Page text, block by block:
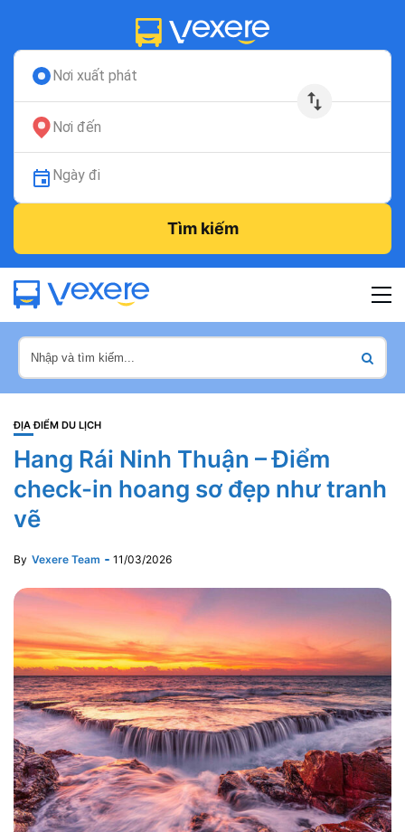
Nơi xuất phát
Nơi đến
Ngày đi
Tìm kiếm
ĐỊA ĐIỂM DU LỊCH
Hang Rái Ninh Thuận – Điểm
check-in hoang sơ đẹp như tranh
vẽ
By Vexere Team 11/03/2026